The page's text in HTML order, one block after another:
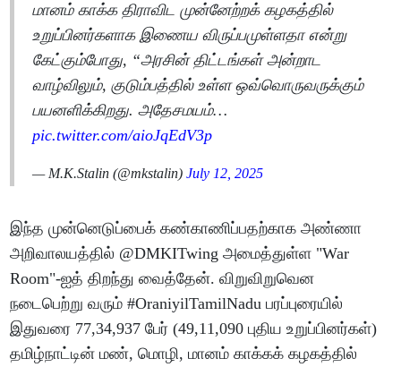
மானம் காக்க திராவிட முன்னேற்றக் கழகத்தில்
உறுப்பினர்களாக இணைய விருப்பமுள்ளதா என்று
கேட்கும்போது, “அரசின் திட்டங்கள் அன்றாட
வாழ்விலும், குடும்பத்தில் உள்ள ஒவ்வொருவருக்கும்
பயனளிக்கிறது. அதேசமயம்…
pic.twitter.com/aioJqEdV3p
— M.K.Stalin (@mkstalin)July 12, 2025
இந்த முன்னெடுப்பைக் கண்காணிப்பதற்காக அண்ணா
அறிவாலயத்தில் @DMKITwing அமைத்துள்ள "War
Room"-ஐத் திறந்து வைத்தேன். விறுவிறுவென
நடைபெற்று வரும் #OraniyilTamilNadu பரப்புரையில்
இதுவரை 77,34,937 பேர் (49,11,090 புதிய உறுப்பினர்கள்)
தமிழ்நாட்டின் மண், மொழி, மானம் காக்கக் கழகத்தில்